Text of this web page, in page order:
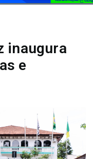
inaugura
e